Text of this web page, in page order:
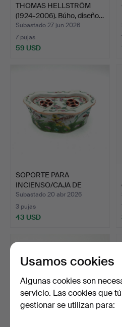
THOMAS HELLSTRÖM
(1924-2006). Búho, diseño…
Subastado 27 jun 2026
7 pujas
59 USD
SOPORTE PARA
INCIENSO/CAJA DE
INCIENSO con…
Subastado 20 abr 2026
3 pujas
43 USD
Usamos cookies
Algunas cookies son
servicio. Las cookies que
gestionar se utilizan para: